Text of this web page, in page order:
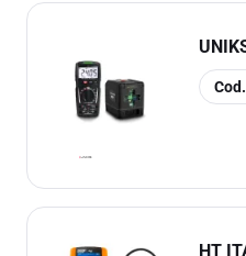
copia
HT